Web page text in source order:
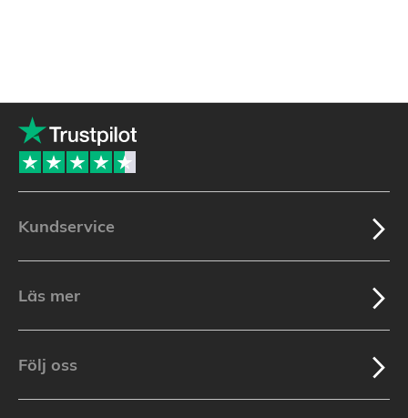
Kundservice
Läs mer
Följ oss